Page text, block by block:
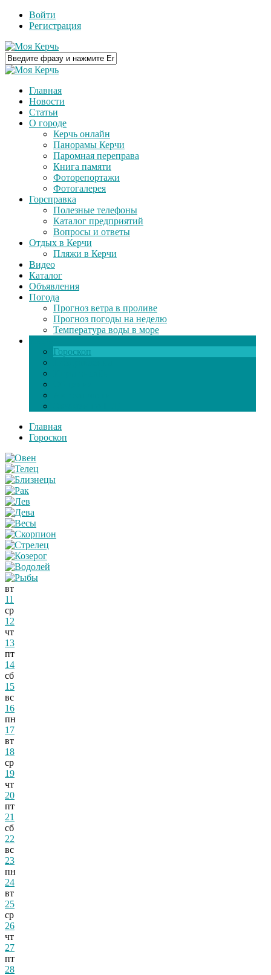
Войти
Регистрация
Главная
Новости
Статьи
О городе
Керчь онлайн
Панорамы Керчи
Паромная переправа
Книга памяти
Фоторепортажи
Фотогалерея
Горсправка
Полезные телефоны
Каталог предприятий
Вопросы и ответы
Отдых в Керчи
Пляжи в Керчи
Видео
Каталог
Объявления
Погода
Прогноз ветра в проливе
Прогноз погоды на неделю
Температура воды в море
Гороскоп
Главная
Гороскоп
вт
11
ср
12
чт
13
пт
14
сб
15
вс
16
пн
17
вт
18
ср
19
чт
20
пт
21
сб
22
вс
23
пн
24
вт
25
ср
26
чт
27
пт
28